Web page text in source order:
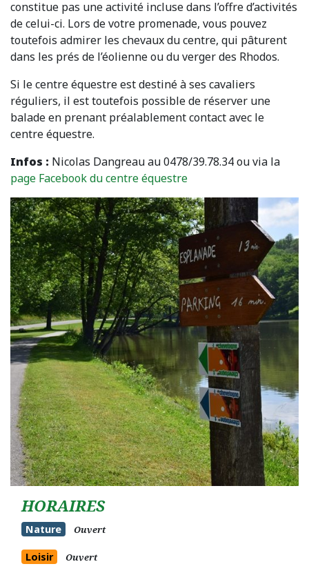
constitue pas une activité incluse dans l’offre d’activités
de celui-ci. Lors de votre promenade, vous pouvez
toutefois admirer les chevaux du centre, qui pâturent
dans les prés de l’éolienne ou du verger des Rhodos.
Si le centre équestre est destiné à ses cavaliers
réguliers, il est toutefois possible de réserver une
balade en prenant préalablement contact avec le
centre équestre.
Infos : Nicolas Dangreau au 0478/39.78.34 ou via la
page Facebook du centre équestre
HORAIRES
Nature Ouvert
Loisir Ouvert